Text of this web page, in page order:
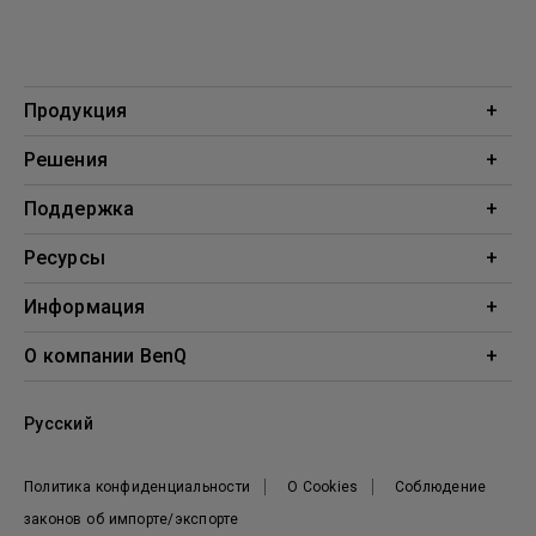
Продукция
Проекторы
Решения
Образование
Поддержка
Поддержка
Ресурсы
Проекционный калькулятор
Информация
BenQ AQCOLOR
О компании BenQ
Новости
Политика конфиденциальности О Cookies
Соблюдение
законов об импорте/экспорте
Русский